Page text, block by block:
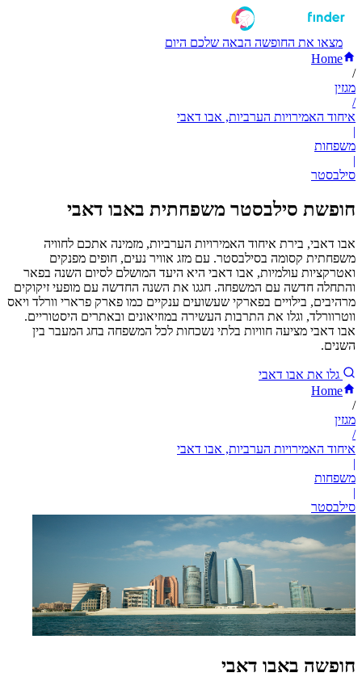
מצאו את החופשה הבאה שלכם היום
Home
/
מגזין
/
איחוד האמירויות הערביות, אבו דאבי
|
משפחות
|
סילבסטר
חופשת סילבסטר משפחתית באבו דאבי
אבו דאבי, בירת איחוד האמירויות הערביות, מזמינה אתכם לחוויה
משפחתית קסומה בסילבסטר. עם מזג אוויר נעים, חופים מפנקים
ואטרקציות עולמיות, אבו דאבי היא היעד המושלם לסיום השנה בפאר
והתחלה חדשה עם המשפחה. חגגו את השנה החדשה עם מופעי זיקוקים
מרהיבים, בילויים בפארקי שעשועים ענקיים כמו פארק פרארי וורלד ויאס
ווטרוורלד, וגלו את התרבות העשירה במוזיאונים ובאתרים היסטוריים.
אבו דאבי מציעה חוויות בלתי נשכחות לכל המשפחה בחג המעבר בין
השנים.
גלו את אבו דאבי
Home
/
מגזין
/
איחוד האמירויות הערביות, אבו דאבי
|
משפחות
|
סילבסטר
חופשה באבו דאבי